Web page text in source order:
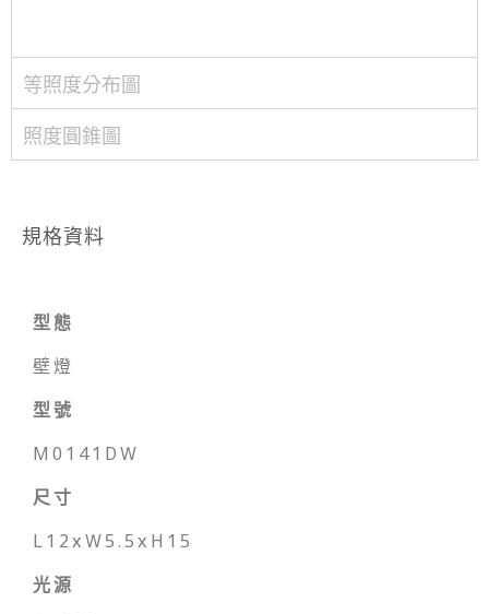
等照度分布圖
照度圓錐圖
規格資料
型態
壁燈
型號
M0141DW
尺寸
L12xW5.5xH15
光源